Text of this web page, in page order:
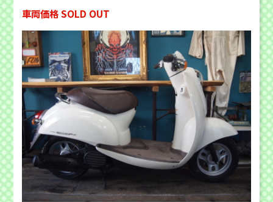
車両価格 SOLD OUT